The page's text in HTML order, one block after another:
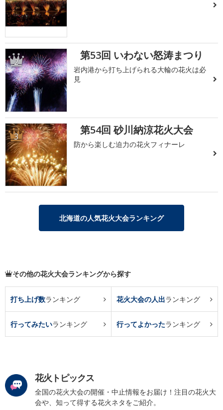
2 第53回 いわない怒涛まつり
岩内港から打ち上げられる大輪の花火は必
見
3 第54回 砂川納涼花火大会
防から楽しむ迫力の花火フィナーレ
北海道の人気花火大会ランキング
その他の花火大会ランキングから探す
打ち上げ数ランキング 花火大会の人出ランキング
行ってみたいランキング 行ってよかったランキング
花火トピックス
全国の花火大会の開催・中止情報をお届け！注目の花火大
会や、知って得する花火ネタをご紹介。